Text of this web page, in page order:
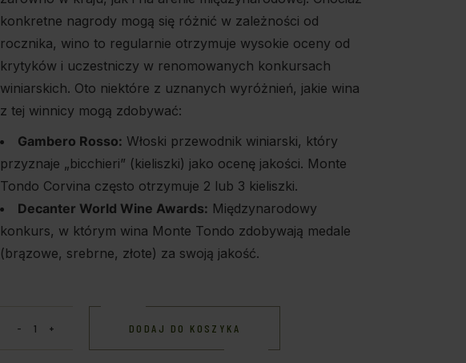
konkretne nagrody mogą się różnić w zależności od
rocznika, wino to regularnie otrzymuje wysokie oceny od
krytyków i uczestniczy w renomowanych konkursach
winiarskich. Oto niektóre z uznanych wyróżnień, jakie wina
z tej winnicy mogą zdobywać:
Gambero Rosso: Włoski przewodnik winiarski, który
przyznaje „bicchieri” (kieliszki) jako ocenę jakości. Monte
Tondo Corvina często otrzymuje 2 lub 3 kieliszki.
Decanter World Wine Awards: Międzynarodowy
konkurs, w którym wina Monte Tondo zdobywają medale
(brązowe, srebrne, złote) za swoją jakość.
DODAJ DO KOSZYKA